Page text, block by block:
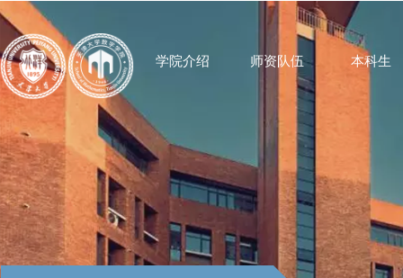
学院介绍 师资队伍 本科生